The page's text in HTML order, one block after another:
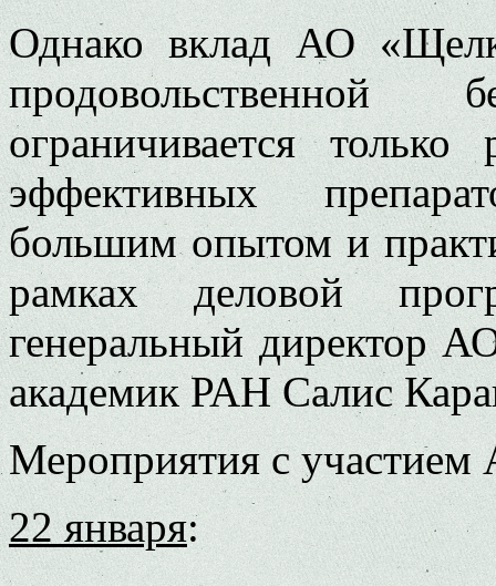
Однако вклад АО
ограничивается только
эффективных
большим опытом и
рамках деловой
генеральный директор
академик РАН Салис
Мероприятия с
22 января: